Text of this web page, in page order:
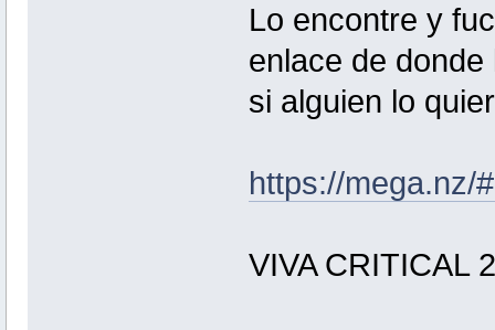
Lo encontre y
enlace de
si alguien lo
https://mega.nz/
VIVA CRITICAL